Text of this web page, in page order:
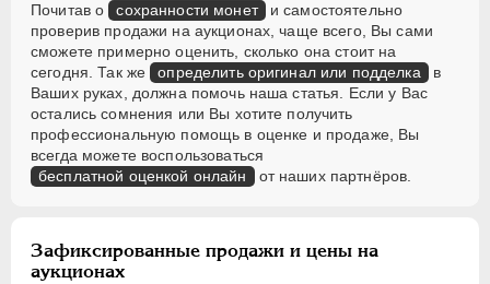
Почитав о сохранности монет и самостоятельно
проверив продажи на аукционах, чаще всего, Вы сами
сможете примерно оценить, сколько она стоит на
сегодня. Так же определить оригинал или подделка в
Ваших руках, должна помочь наша статья. Если у Вас
остались сомнения или Вы хотите получить
профессиональную помощь в оценке и продаже, Вы
всегда можете воспользоваться
бесплатной оценкой онлайн от наших партнёров.
Зафиксированные продажи и цены на
аукционах